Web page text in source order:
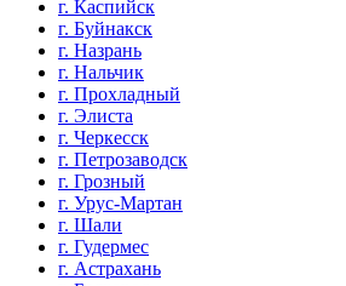
г. Каспийск
г. Буйнакск
г. Назрань
г. Нальчик
г. Прохладный
г. Элиста
г. Черкесск
г. Петрозаводск
г. Грозный
г. Урус-Мартан
г. Шали
г. Гудермес
г. Астрахань